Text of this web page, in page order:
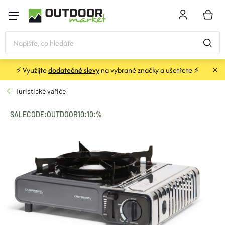
obsah
KOŠÍK
STANY
SPACÁKY
BATOHY A TAŠKY
KARIMATKY
OBLEČENÍ
⚡ Využijtedodatečné slevyna vybrané značky a ušetřete ⚡
Turistické vařiče
SALECODE:OUTDOOR10:10:%